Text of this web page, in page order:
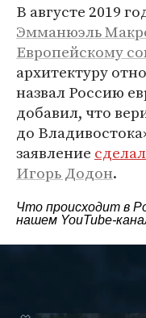
В августе 2019
Эмманюэль
Европейскому
архитектуру
назвал Россию
добавил, что
до
заявление сделал
Игорь Додон.
Что происходит в
нашем YouTube-